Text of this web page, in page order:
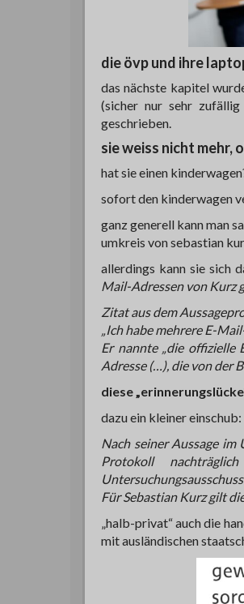
die övp und ihre
das nächste kapitel
(sicher nur sehr
geschrieben.
sie weiss nicht mehr,
hat sie einen
sofort den kinderwagen
ganz generell kann man
umkreis von sebastian
allerdings kann sie sich
Mail-Adressen von Kurz
Zitat aus dem
„Ich habe mehrere E-
Er nannte „die offizielle
Adresse (…), die von der
diese
dazu ein kleiner einschub:
Nach seiner Aussage
Protokoll
Für Sebastian Kurz gilt
„halb-privat“ auch die
mit ausländischen